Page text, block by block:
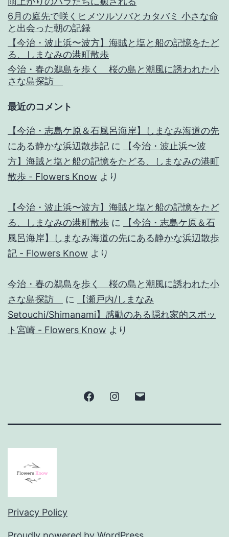
6月の庭先で咲くヒメツルソバとカタバミ 小さな命
と出会った朝の記録
【今治・波止浜〜波方】海賊と塩と船の記憶をたど
る、しまなみの港町散歩
今治・春の鵜島を歩く 桜の島と潮風に誘われた小
さな島探訪
最近のコメント
【今治・志島ケ原＆石風呂海岸】しまなみ海道の先
にある静かな浜辺散歩記 に
【今治・波止浜〜波
方】海賊と塩と船の記憶をたどる、しまなみの港町
散歩 - Flowers Know より
【今治・波止浜〜波方】海賊と塩と船の記憶をたど
る、しまなみの港町散歩 に
【今治・志島ケ原＆石
風呂海岸】しまなみ海道の先にある静かな浜辺散歩
記 - Flowers Know より
今治・春の鵜島を歩く 桜の島と潮風に誘われた小
さな島探訪
に
【瀬戸内/しまなみ
Setouchi/Shimanami】感動のある隠れ家的スポッ
ト宮崎 - Flowers Know より
FacebookInstagram
Privacy Policy